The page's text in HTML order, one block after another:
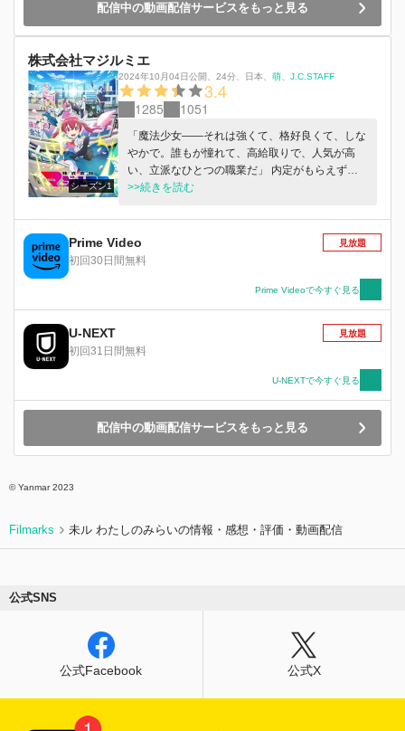
配信中の動画配信サービスをもっと見る
株式会社マジルミエ
シーズン1
2024年10月04日公開、 24分、 日本、 萌 J.C.STAFF
3.4
1285 1051
「魔法少女――それは強くて、格好良くて、しな
やかで。誰もが憧れて、高給取りで、人気が高
い、立派なひとつの職業だ」 内定がもらえず就
職活動に苦戦中の女子大生・桜木カナ。「自分は
た彼女は、ある日、面接先で“怪異”と呼ばれる自
然災害に巻き込まれてしまう。 その窮地を救っ
てくれたのは、ヤンキー気質の魔法少女・越谷仁
手助けしたカナは、魔法少女としての才能を見出
され、ベンチャー企業・株式会社マジルミエに新
卒入社！ 人の命と仕事への責任を胸に抱き、社
会人として、そして魔法少女としての一歩を踏み
出すのだった――
>>続きを読む
Prime Video
初回30日間無料
見放題
Prime Videoで今すぐ見る
U-NEXT
初回31日間無料
見放題
U-NEXTで今すぐ見る
配信中の動画配信サービスをもっと見る
© Yanmar 2023
Filmarks 未ル わたしのみらいの情報・感想・評価・動画配信
公式SNS
公式Facebook 公式X